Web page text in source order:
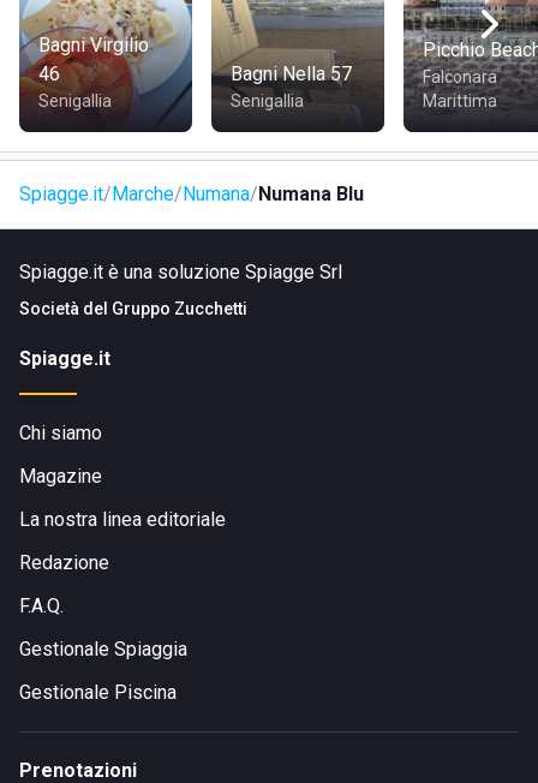
Bagni Virgilio
46
Senigallia
Bagni Nella 57
Senigallia
Picchio
Falconara
Marittima
Spiagge.it Marche Numana Numana Blu
Spiagge.it è una soluzione Spiagge Srl
Società del Gruppo Zucchetti
Spiagge.it
Chi siamo
Magazine
La nostra linea editoriale
Redazione
F.A.Q.
Gestionale Spiaggia
Gestionale Piscina
Prenotazioni